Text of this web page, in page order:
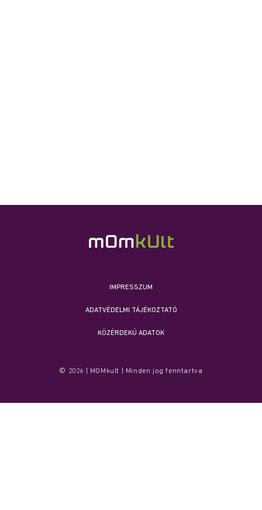
IMPRESSZUM
ADATVÉDELMI TÁJÉKOZTATÓ
KÖZÉRDEKŰ ADATOK
© 2026 | MOMkult | Minden jog fenntartva